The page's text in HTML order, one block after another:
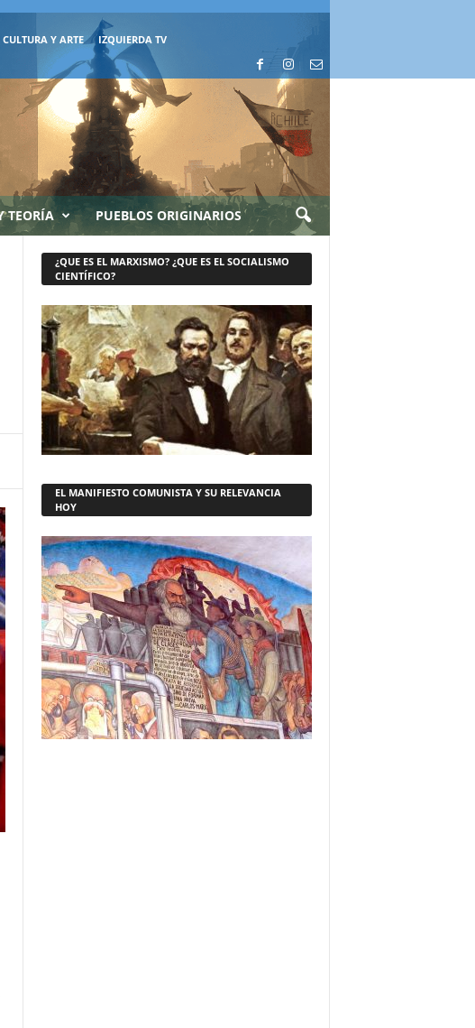
CULTURA Y ARTE IZQUIERDA TV
TEORÍA PUEBLOS ORIGINARIOS
¿QUE ES EL MARXISMO? ¿QUE ES EL SOCIALISMO
CIENTÍFICO?
EL MANIFIESTO COMUNISTA Y SU RELEVANCIA
HOY